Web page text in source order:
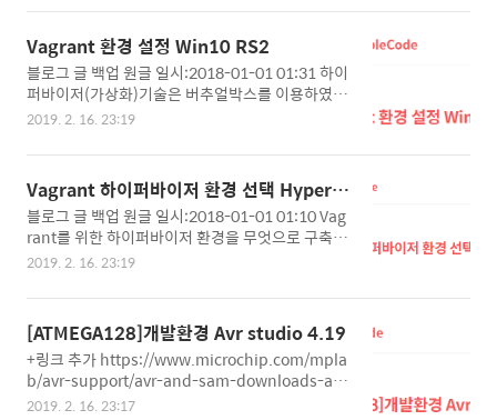
을 선택하자. 여러모로 편하다. (추후 본인이 직접 P
ATH등록도 가능) 그리..
ke sure you have the correct access rights an
d the repository exists. 위와 같은 에러를 만났을
때, 본인의 public key가 Gitlab에 등록(허용)되어
있지 않기 때문에 발생. ssh-key 생성 기본적으로
~/.ssh 밑에 생성된다. 윈도우에서 ~/ 의 위치는 us
er 폴더 밑이다. (ex: C:\Users\ ) Gitlab에 등록 ->
Vagrant 환경 설정 Win10 RS2
블로그 글 백업 원글 일시:2018-01-01 01:31 하이
퍼바이저(가상화)기술은 버추얼박스를 이용하였습
니다. 다른 기술도 많지만, 가장 대중적으로 사용되
s://www.virtualbox.org/wiki/Downloads 2. V
agrant 다운로드 https://www.vagrantup.com/
3. Git SCM 다운 https://git-scm.com/ 설치시 S
elect Components에 - Windows Explorer Inte
gration - Git bash here을 체크 - TrueType fon
t도 체크해주는것이 좋다. 이후 옵션은 사용자 편의
이미지를 다운..
2019. 2. 16. 23:19
Vagrant 하이퍼바이저 환경 선택 Hyper-V
vs VirtualBox
블로그 글 백업 원글 일시:2018-01-01 01:10 Vag
rant를 위한 하이퍼바이저 환경을 무엇으로 구축할
까 생각하다가 내린 결론. 기본적인 특징은 아래와
급을 위한 체급이라 제법 진입장벽이 높은편이다. *
가상머신 사용중에 다른 가상화 서비스를 사용 못한
다. Ex) Bluestacks, Virtual Box 등 * 윈도우 환경
에 Dependency 가 생긴다. - 장점 * 속도가 빠르
다. 2. Virtual Box - 단점 * 느리다. - 장점 * 편의 기
능 제공 잘되어 있다. * 그동안 많은 삽질의 경험을
2019. 2. 16. 23:19
[ATMEGA128]개발환경 Avr studio 4.19
+링크 추가 https://www.microchip.com/mpla
b/avr-support/avr-and-sam-downloads-arc
hive 블로그 글 백업 원글 일시:2016-12-14 01:22
2019. 2. 16. 23:17